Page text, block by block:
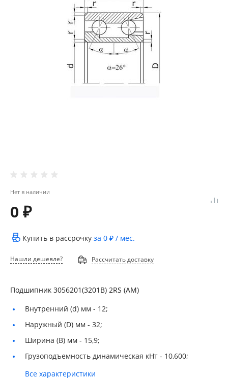
Нет в наличии
0 ₽
Купить в рассрочку за 0 ₽ / мес.
Нашли дешевле? Рассчитать доставку
Подшипник 3056201(3201B) 2RS (АМ)
Внутренний (d) мм - 12;
Наружный (D) мм - 32;
Ширина (B) мм - 15,9;
Грузоподъемность динамическая кНт - 10,600;
Все характеристики